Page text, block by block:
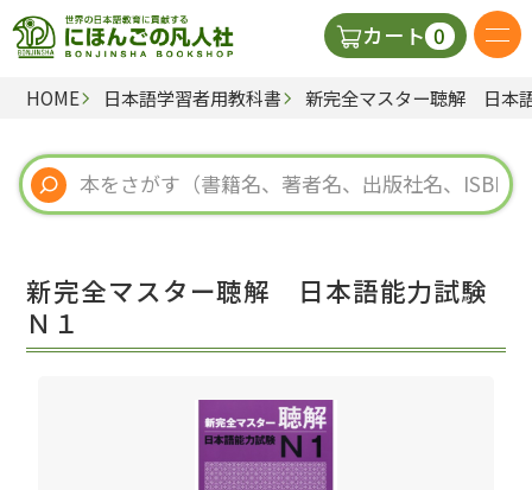
カート 0
日本語の教科書
視聴覚・補助教材
教師用参考書
HOME 日本語学習者用教科書 新完全マスター聴解 日本
新完全マスター聴解 日本語能力試験
Ｎ１